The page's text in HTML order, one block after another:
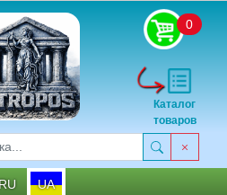
0
Каталог
товаров
UA